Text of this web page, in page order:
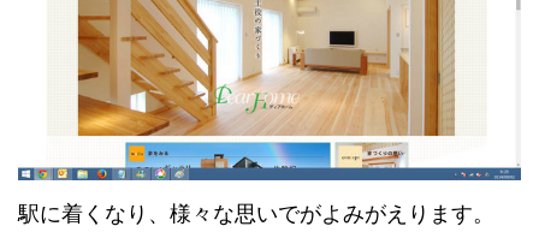
駅に着くなり、様々な思いでがよみがえります。